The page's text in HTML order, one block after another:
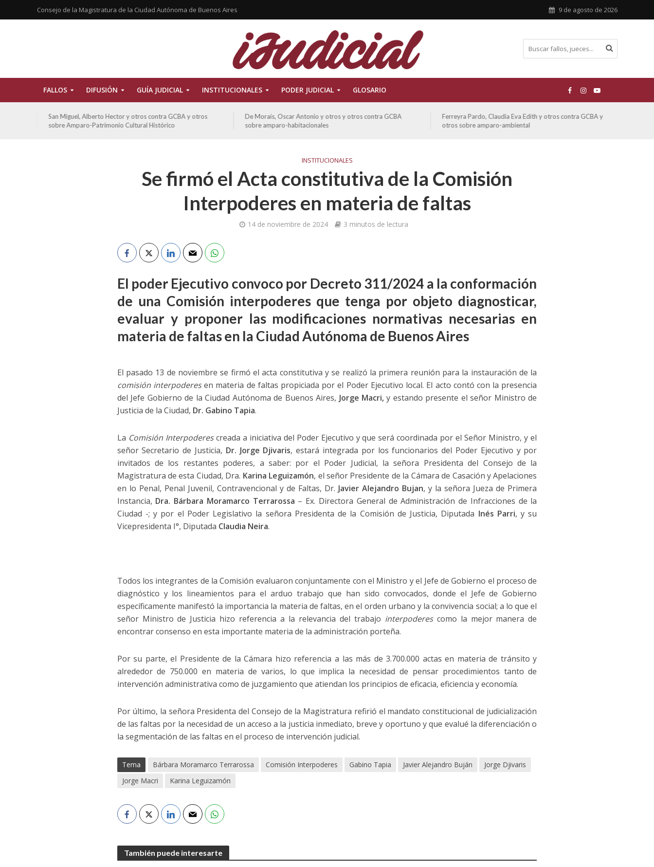
Consejo de la Magistratura de la Ciudad Autónoma de Buenos Aires 9 de agosto de 2026
FALLOS DIFUSIÓN GUÍA JUDICIAL INSTITUCIONALES PODER JUDICIAL GLOSARIO
San Miguel, Alberto Hector y otros contra GCBA y otros
sobre Amparo-Patrimonio Cultural Histórico
De Morais, Oscar Antonio y otros y otros contra GCBA
sobre amparo-habitacionales
Ferreyra Pardo, Claudia Eva Edith y otros contra GCBA y
otros sobre amparo-ambiental
INSTITUCIONALES
Se firmó el Acta constitutiva de la Comisión
Interpoderes en materia de faltas
14 de noviembre de 2024 3 minutos de lectura
El poder Ejecutivo convoco por Decreto 311/2024 a la conformación
de una Comisión interpoderes que tenga por objeto diagnosticar,
evaluar y proponer las modificaciones normativas necesarias en
materia de faltas en la Ciudad Autónoma de Buenos Aires
El pasado 13 de noviembre se firmó el acta constitutiva y se realizó la primera reunión para la instauración de la
comisión interpoderesen materia de faltas propiciada por el Poder Ejecutivo local. El acto contó con la presencia
del Jefe Gobierno de la Ciudad Autónoma de Buenos Aires, Jorge Macri,y estando presente el señor Ministro de
Justicia de la Ciudad, Dr. Gabino Tapia.
La Comisión Interpoderescreada a iniciativa del Poder Ejecutivo y que será coordinada por el Señor Ministro, y el
señor Secretario de Justicia, Dr. Jorge Djivaris, estará integrada por los funcionarios del Poder Ejecutivo y por
invitados de los restantes poderes, a saber: por el Poder Judicial, la señora Presidenta del Consejo de la
Magistratura de esta Ciudad, Dra. Karina Leguizamón, el señor Presidente de la Cámara de Casación y Apelaciones
en lo Penal, Penal Juvenil, Contravencional y de Faltas, Dr. Javier Alejandro Bujan, y la señora Jueza de Primera
Instancia, Dra. Bárbara Moramarco Terrarossa – Ex. Directora General de Administración de Infracciones de la
Ciudad -; y por el Poder Legislativo la señora Presidenta de la Comisión de Justicia, Diputada Inés Parri, y su
Vicepresidenta I°, Diputada Claudia Neira.
Todos los integrantes de la Comisión evaluaron conjuntamente con el Ministro y el Jefe de Gobierno el proceso de
diagnóstico y los lineamientos para el arduo trabajo que han sido convocados, donde el Jefe de Gobierno
específicamente manifestó la importancia la materia de faltas, en el orden urbano y la convivencia social; a lo que el
señor Ministro de Justicia hizo referencia a la relevancia del trabajo interpoderescomo la mejor manera de
encontrar consenso en esta importante materia de la administración porteña.
Por su parte, el Presidente de la Cámara hizo referencia a las más de 3.700.000 actas en materia de tránsito y
alrededor de 750.000 en materia de varios, lo que implica la necesidad de pensar procedimientos tanto de
intervención administrativa como de juzgamiento que atiendan los principios de eficacia, eficiencia y economía.
Por último, la señora Presidenta del Consejo de la Magistratura refirió el mandato constitucional de judicialización
de las faltas por la necesidad de un acceso a la justicia inmediato, breve y oportuno y que evalué la diferenciación o
la segmentación de las faltas en el proceso de intervención judicial.
Tema Bárbara Moramarco Terrarossa Comisión Interpoderes Gabino Tapia Javier Alejandro Buján
Jorge Djivaris
Jorge Macri
Karina Leguizamón
También puede interesarte